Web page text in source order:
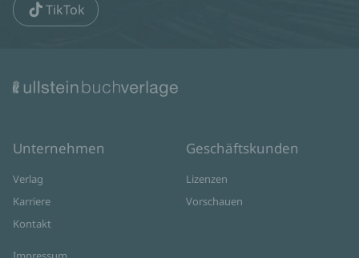
TikTok
Unternehmen
Verlag
Karriere
Kontakt
Geschäftskunden
Lizenzen
Vorschauen